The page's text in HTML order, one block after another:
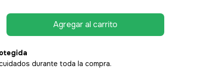
durante toda la compra.